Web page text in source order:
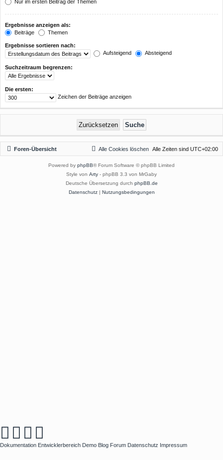
Nur im ersten Beitrag der Themen
Ergebnisse anzeigen als:
Beiträge
Themen
Ergebnisse sortieren nach:
Aufsteigend
Absteigend
Suchzeitraum begrenzen:
Die ersten:
Zeichen der Beiträge anzeigen
Foren-Übersicht Alle Zeiten sind UTC+02:00
Alle Cookies löschen
Powered by phpBB® Forum Software © phpBB Limited
Style von Arty - phpBB 3.3 von MrGaby
Deutsche Übersetzung durch phpBB.de
Datenschutz| Nutzungsbedingungen
Dokumentation Entwicklerbereich Demo Blog Forum Datenschutz Impressum